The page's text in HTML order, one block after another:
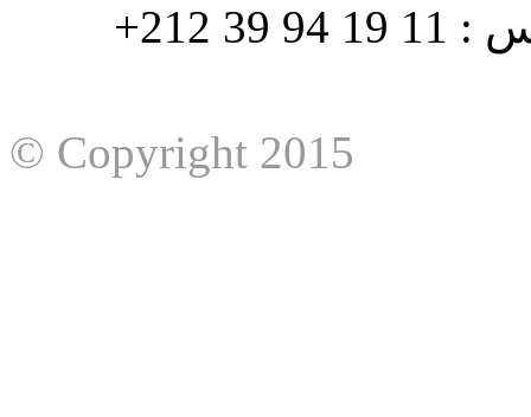
هاتف : 90/88 32 94 39 212+ فاكس : 11 19 94 39 212+
© Copyright 2015